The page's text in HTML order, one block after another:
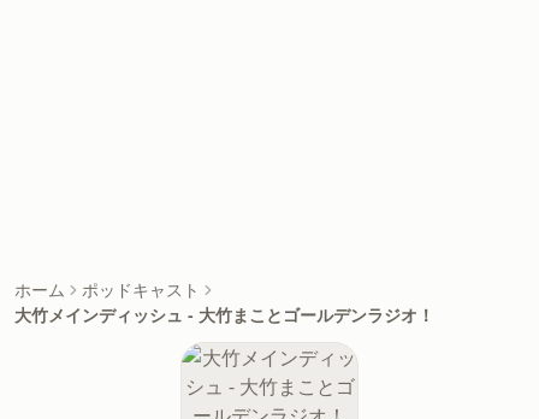
ホーム
ポッドキャスト
大竹メインディッシュ - 大竹まことゴールデンラジオ！